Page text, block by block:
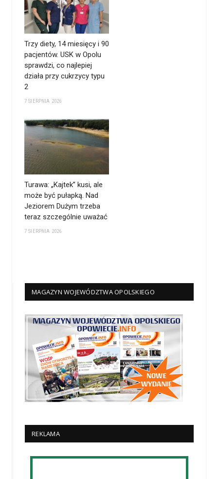
Trzy diety, 14 miesięcy i 90
pacjentów. USK w Opolu
sprawdzi, co najlepiej
działa przy cukrzycy typu
2
7 SIERPNIA 2026
Turawa: „Kajtek” kusi, ale
może być pułapką. Nad
Jeziorem Dużym trzeba
teraz szczególnie uważać
7 SIERPNIA 2026
MAGAZYN WOJEWÓDZTWA OPOLSKIEGO
REKLAMA